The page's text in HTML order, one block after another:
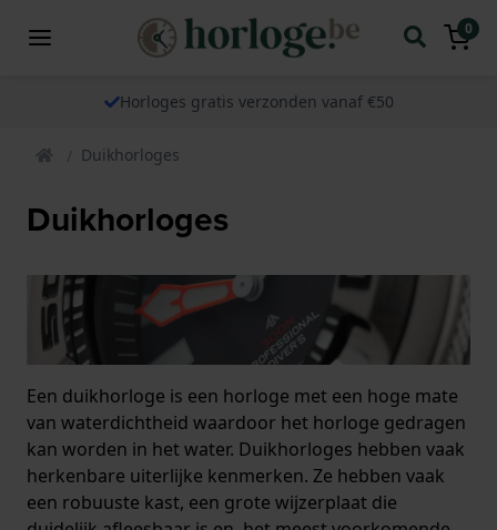
0
Horloges gratis verzonden vanaf €50
Duikhorloges
Duikhorloges
Een duikhorloge is een horloge met een hoge mate
van waterdichtheid waardoor het horloge gedragen
kan worden in het water. Duikhorloges hebben vaak
herkenbare uiterlijke kenmerken. Ze hebben vaak
een robuuste kast, een grote wijzerplaat die